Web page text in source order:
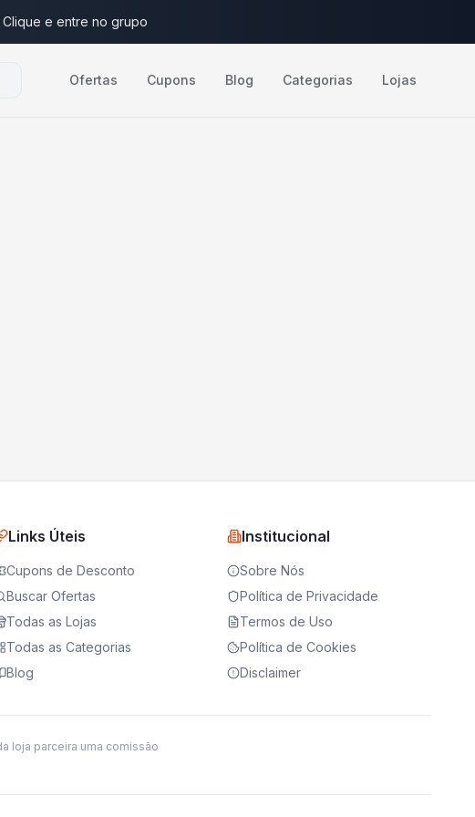
e entre no grupo
Ofertas Cupons Blog Categorias Lojas
Links Úteis
Cupons de Desconto
Buscar Ofertas
Todas as Lojas
Todas as Categorias
Blog
Institucional
Sobre Nós
Política de Privacidade
Termos de Uso
Política de Cookies
Disclaimer
loja parceira uma comissão